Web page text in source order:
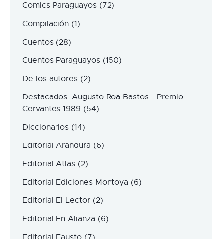
Comics Paraguayos (72)
Compilación (1)
Cuentos (28)
Cuentos Paraguayos (150)
De los autores (2)
Destacados: Augusto Roa Bastos - Premio
Cervantes 1989 (54)
Diccionarios (14)
Editorial Arandura (6)
Editorial Atlas (2)
Editorial Ediciones Montoya (6)
Editorial El Lector (2)
Editorial En Alianza (6)